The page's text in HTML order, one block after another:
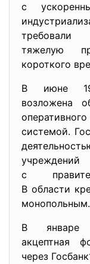
с
тяжелую
короткого
В июне
возложена
системой.
с
В области
монопольным.
В январе
акцептная
через Госбанк.